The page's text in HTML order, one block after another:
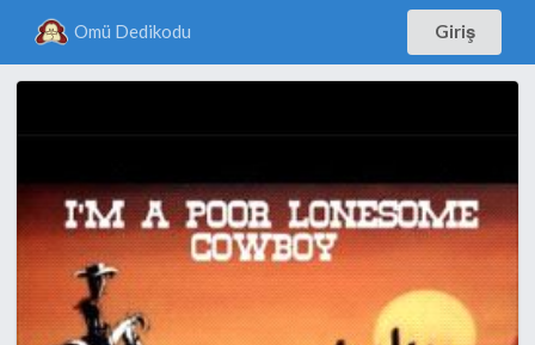
Omü Dedikodu Giriş